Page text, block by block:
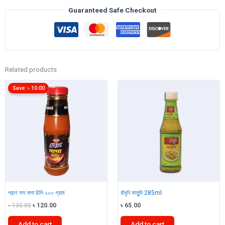
Guaranteed Safe Checkout
Related products
প্রাণ সস নাগা চিলি ২০০ গ্রাম
৳130.00 Original
was:
৳ 120.00Current
Save: ৳ 10.00
রাঁধুনি কাসুন্দি 285ml
৳ 65.00